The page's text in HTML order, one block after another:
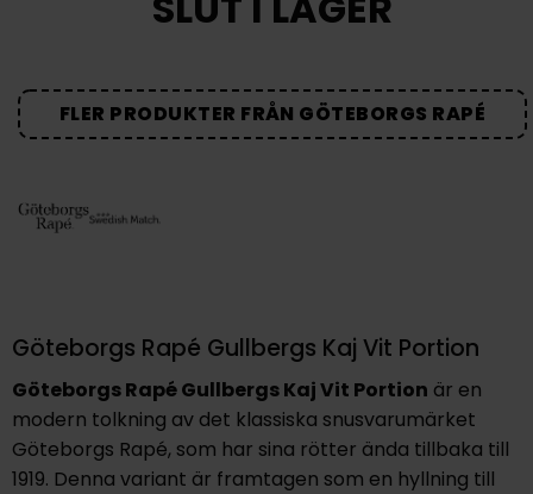
FLER PRODUKTER FRÅN GÖTEBORGS RAPÉ
Göteborgs Rapé Gullbergs Kaj Vit Portion
Göteborgs Rapé Gullbergs Kaj Vit Portion är en
modern tolkning av det klassiska snusvarumärket
Göteborgs Rapé, som har sina rötter ända tillbaka till
1919. Denna variant är framtagen som en hyllning till